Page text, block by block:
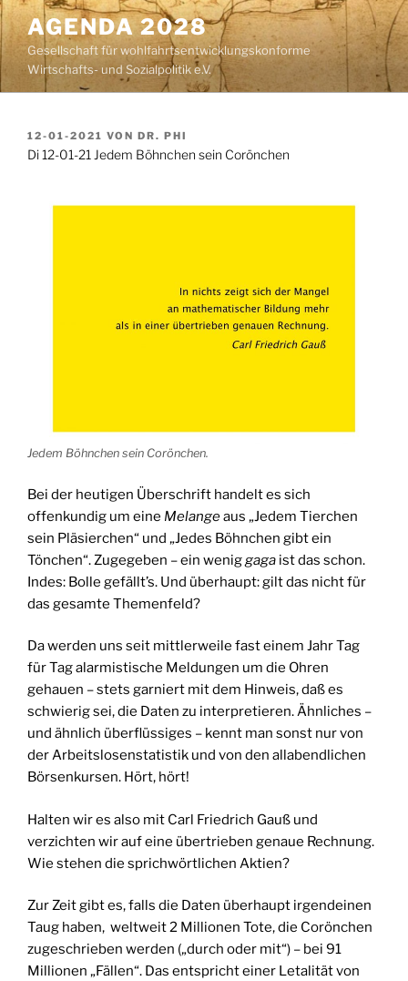
Zum
Inhalt
springen
AGENDA 2028
Gesellschaft für wohlfahrtsentwicklungskonforme
Wirtschafts- und Sozialpolitik e.V.
VERÖFFENTLICHT
AM
12-01-2021 VON DR. PHI
Di 12-01-21 Jedem Böhnchen sein Corönchen
Jedem Böhnchen sein Corönchen.
Bei der heutigen Überschrift handelt es sich
offenkundig um eine Melangeaus „Jedem Tierchen
sein Pläsierchen“ und „Jedes Böhnchen gibt ein
Tönchen“. Zugegeben – ein wenig gaga ist das schon.
Indes: Bolle gefällt’s. Und überhaupt: gilt das nicht für
das gesamte Themenfeld?
Da werden uns seit mittlerweile fast einem Jahr Tag
für Tag alarmistische Meldungen um die Ohren
gehauen – stets garniert mit dem Hinweis, daß es
schwierig sei, die Daten zu interpretieren. Ähnliches –
und ähnlich überflüssiges – kennt man sonst nur von
der Arbeitslosenstatistik und von den allabendlichen
Börsenkursen. Hört, hört!
Halten wir es also mit Carl Friedrich Gauß und
verzichten wir auf eine übertrieben genaue Rechnung.
Wie stehen die sprichwörtlichen Aktien?
Zur Zeit gibt es, falls die Daten überhaupt irgendeinen
Taug haben, weltweit 2 Millionen Tote, die Corönchen
zugeschrieben werden („durch oder mit“) – bei 91
Millionen „Fällen“. Das entspricht einer Letalität von